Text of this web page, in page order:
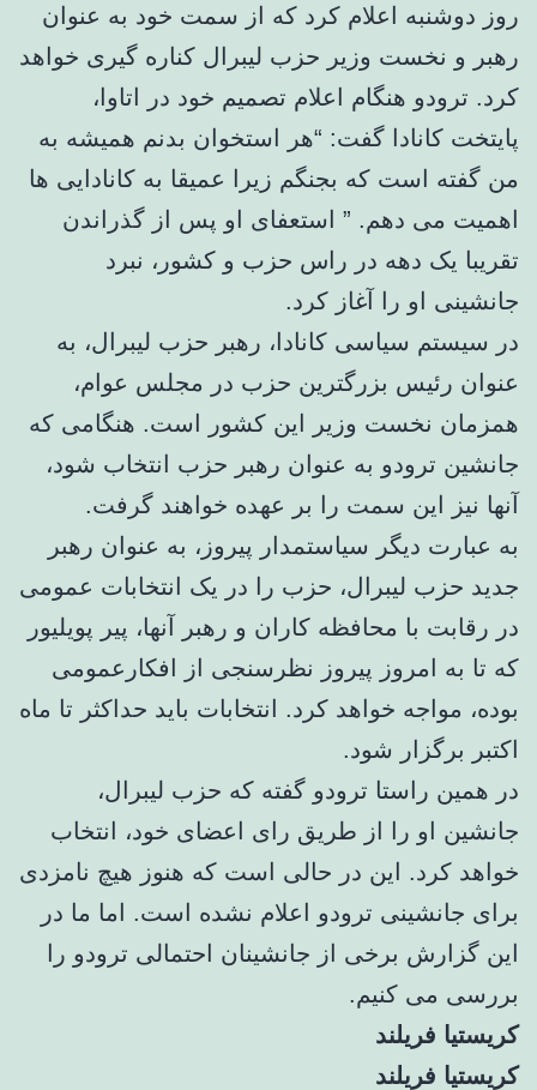
روز دوشنبه اعلام کرد که از سمت خود به عنوان
رهبر و نخست وزیر حزب لیبرال کناره گیری خواهد
کرد. ترودو هنگام اعلام تصمیم خود در اتاوا،
پایتخت کانادا گفت: “هر استخوان بدنم همیشه به
من گفته است که بجنگم زیرا عمیقا به کانادایی ها
اهمیت می دهم. ” استعفای او پس از گذراندن
تقریبا یک دهه در راس حزب و کشور، نبرد
جانشینی او را آغاز کرد.
در سیستم سیاسی کانادا، رهبر حزب لیبرال، به
عنوان رئیس بزرگترین حزب در مجلس عوام،
همزمان نخست وزیر این کشور است. هنگامی که
جانشین ترودو به عنوان رهبر حزب انتخاب شود،
آنها نیز این سمت را بر عهده خواهند گرفت.
به عبارت دیگر سیاستمدار پیروز، به عنوان رهبر
جدید حزب لیبرال، حزب را در یک انتخابات عمومی
در رقابت با محافظه کاران و رهبر آنها، پیر پویلیور
که تا به امروز پیروز نظرسنجی از افکارعمومی
بوده، مواجه خواهد کرد. انتخابات باید حداکثر تا ماه
اکتبر برگزار شود.
در همین راستا ترودو گفته که حزب لیبرال،
جانشین او را از طریق رای اعضای خود، انتخاب
خواهد کرد. این در حالی است که هنوز هیچ نامزدی
برای جانشینی ترودو اعلام نشده است. اما ما در
این گزارش برخی از جانشینان احتمالی ترودو را
بررسی می کنیم.
کریستیا فریلند
کریستیا فریلند